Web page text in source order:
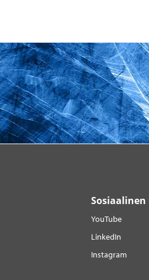
Sosiaalinen
YouTube
LinkedIn
Instagram